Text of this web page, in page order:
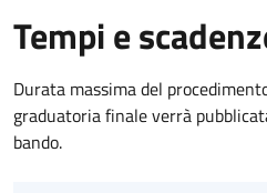
Tempi e
Durata massima del
graduatoria finale verrà
bando.